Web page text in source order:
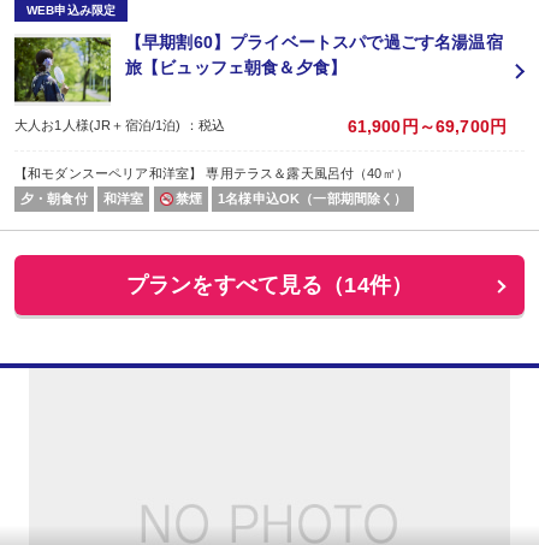
WEB申込み限定
【早期割60】プライベートスパで過ごす名湯温宿
旅【ビュッフェ朝食＆夕食】
大人お1人様(JR＋宿泊/1泊) ：税込 61,900円～69,700円
【和モダンスーペリア和洋室】 専用テラス＆露天風呂付（40㎡）
夕・朝食付
和洋室 禁煙 1名様申込OK（一部期間除く）
プランをすべて見る（14件）